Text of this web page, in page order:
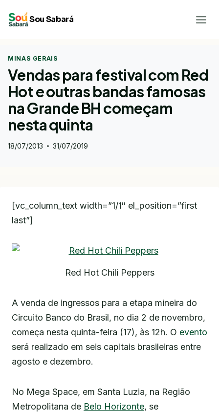
para
Sou Sabará
MINAS GERAIS
Vendas para festival com Red
Hot e outras bandas famosas
na Grande BH começam
nesta quinta
18/07/2013 31/07/2019
[vc_column_text width=”1/1″ el_position=”first
last”]
Red Hot Chili Peppers
A venda de ingressos para a etapa mineira do
Circuito Banco do Brasil, no dia 2 de novembro,
começa nesta quinta-feira (17), às 12h. O evento
será realizado em seis capitais brasileiras entre
agosto e dezembro.
No Mega Space, em Santa Luzia, na Região
Metropolitana de Belo Horizonte, se